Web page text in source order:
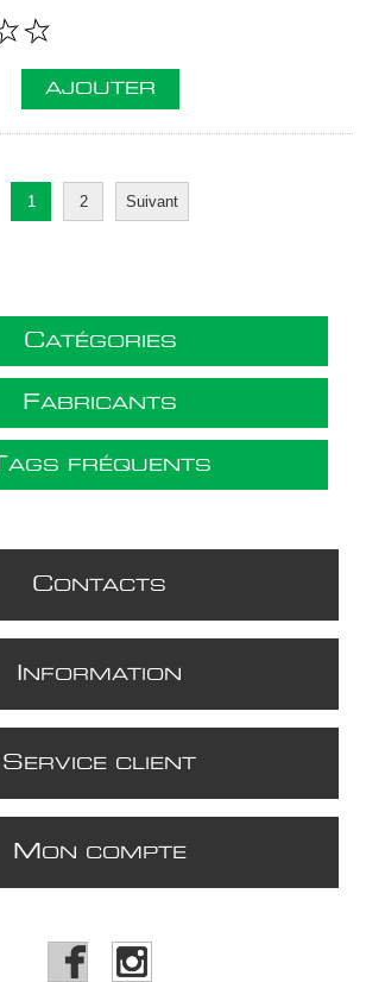
AJOUTER
1 2 Suivant
CATÉGORIES
FABRICANTS
AGS FRÉQUENTS
CONTACTS
NFORMATION
S ERVICE CLIENT
M ON COMPTE